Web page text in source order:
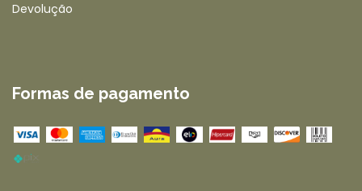
Devolução
Formas de pagamento